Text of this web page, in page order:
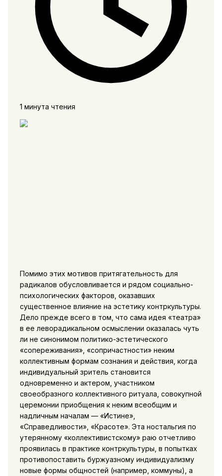
1 минута чтения
Помимо этих мотивов притягательность для
радикалов обусловливается и рядом социально-
психологических факторов, оказавших
существенное влияние на эстетику контркультуры.
Дело прежде всего в том, что сама идея «театра»
в ее леворадикальном осмыслении ока­залась чуть
ли не синонимом политико-эстетического
«сопере­живания», «сопричастности» неким
коллективным формам со­знания и действия, когда
индивидуальный зритель становится
одновременно и актером, участником
своеобразного коллектив­ного ритуала, совокупной
церемонии приобщения к неким все­общим и
надличным началам — «Истине»,
«Справедливости», «Красоте». Эта ностальгия по
утерянному«коллективистскому» раю отчетливо
проявилась в практике контркультуры, в попыт­ках
противопоставить буржуазному индивидуализму
новые фор­мы общностей (например, коммуны), а